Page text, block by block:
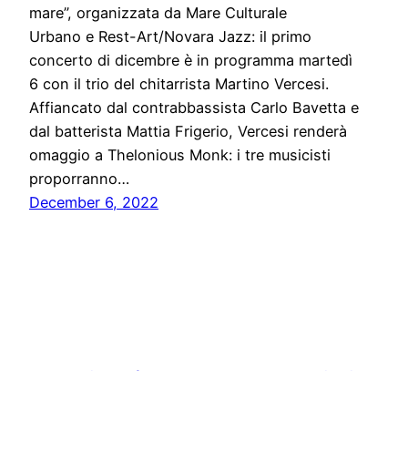
mare”, organizzata da Mare Culturale
Urbano e Rest-Art/Novara Jazz: il primo
concerto di dicembre è in programma martedì
6 con il trio del chitarrista Martino Vercesi.
Affiancato dal contrabbassista Carlo Bavetta e
dal batterista Mattia Frigerio, Vercesi renderà
omaggio a Thelonious Monk: i tre musicisti
proporranno…
December 6, 2022
Stampa libera, free news e press communication